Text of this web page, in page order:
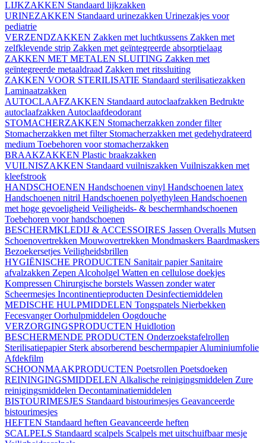
LIJKZAKKEN Standaard lijkzakken
URINEZAKKEN Standaard urinezakken Urinezakjes voor
pediatrie
VERZENDZAKKEN Zakken met luchtkussens Zakken met
zelfklevende strip Zakken met geïntegreerde absorptielaag
ZAKKEN MET METALEN SLUITING Zakken met
geïntegreerde metaaldraad Zakken met ritssluiting
ZAKKEN VOOR STERILISATIE Standaard sterilisatiezakken
Laminaatzakken
AUTOCLAAFZAKKEN Standaard autoclaafzakken Bedrukte
autoclaafzakken Autoclaafdeodorant
STOMACHERZAKKEN Stomacherzakken zonder filter
Stomacherzakken met filter Stomacherzakken met gedehydrateerd
medium Toebehoren voor stomacherzakken
BRAAKZAKKEN Plastic braakzakken
VUILNISZAKKEN Standaard vuilniszakken Vuilniszakken met
kleefstrook
HANDSCHOENEN Handschoenen vinyl Handschoenen latex
Handschoenen nitril Handschoenen polyethyleen Handschoenen
met hoge gevoeligheid Veiligheids- & beschermhandschoenen
Toebehoren voor handschoenen
BESCHERMKLEDIJ & ACCESSOIRES Jassen Overalls Mutsen
Schoenovertrekken Mouwovertrekken Mondmaskers Baardmaskers
Bezoekersetjes Veiligheidsbrillen
HYGIËNISCHE PRODUCTEN Sanitair papier Sanitaire
afvalzakken Zepen Alcoholgel Watten en cellulose doekjes
Kompressen Chirurgische borstels Wassen zonder water
Scheermesjes Incontinentieproducten Desinfectiemiddelen
MEDISCHE HULPMIDDELEN Tongspatels Nierbekken
FecesvangerOorhulpmiddelen Oogdouche
VERZORGINGSPRODUCTEN Huidlotion
BESCHERMENDE PRODUCTEN Onderzoekstafelrollen
Sterilisatiepapier Sterk absorberend beschermpapierAluminiumfolie
Afdekfilm
SCHOONMAAKPRODUCTEN Poetsrollen Poetsdoeken
REININGINGSMIDDELEN Alkalische reinigingsmiddelen Zure
reinigingsmiddelen Decontaminatiemiddelen
BISTOURIMESJES Standaard bistourimesjes Geavanceerde
bistourimesjes
HEFTEN Standaard heften Geavanceerde heften
SCALPELS Standaard scalpels Scalpels met uitschuifbaar mesje